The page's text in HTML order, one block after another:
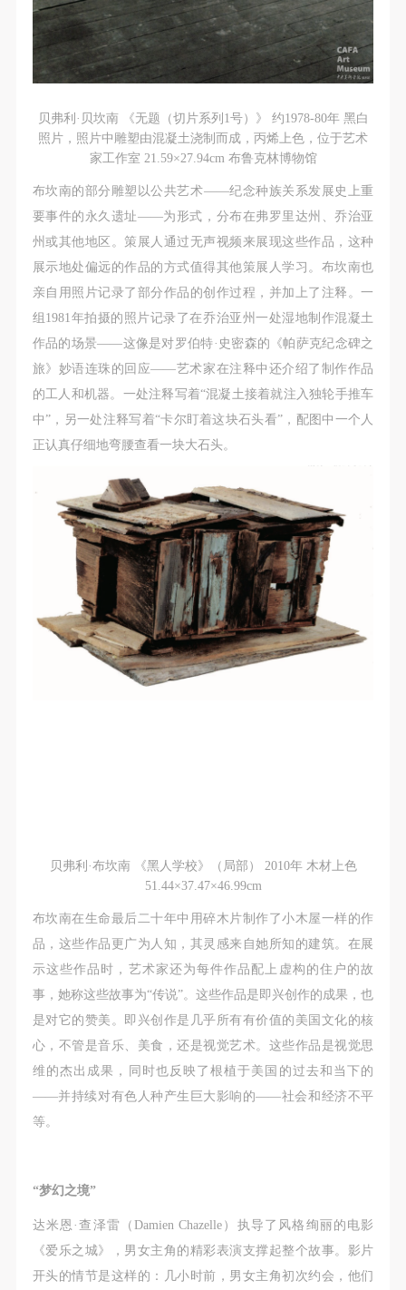
贝弗利·贝坎南 《无题（切片系列1号）》 约1978-80年 黑白
照片，照片中雕塑由混凝土浇制而成，丙烯上色，位于艺术
家工作室 21.59×27.94cm 布鲁克林博物馆
布坎南的部分雕塑以公共艺术——纪念种族关系发展史上重
要事件的永久遗址——为形式，分布在弗罗里达州、乔治亚
州或其他地区。策展人通过无声视频来展现这些作品，这种
展示地处偏远的作品的方式值得其他策展人学习。布坎南也
亲自用照片记录了部分作品的创作过程，并加上了注释。一
组1981年拍摄的照片记录了在乔治亚州一处湿地制作混凝土
作品的场景——这像是对罗伯特·史密森的《帕萨克纪念碑之
旅》妙语连珠的回应——艺术家在注释中还介绍了制作作品
的工人和机器。一处注释写着“混凝土接着就注入独轮手推车
中”，另一处注释写着“卡尔盯着这块石头看”，配图中一个人
正认真仔细地弯腰查看一块大石头。
贝弗利·布坎南 《黑人学校》（局部） 2010年 木材上色
51.44×37.47×46.99cm
布坎南在生命最后二十年中用碎木片制作了小木屋一样的作
品，这些作品更广为人知，其灵感来自她所知的建筑。在展
示这些作品时，艺术家还为每件作品配上虚构的住户的故
事，她称这些故事为“传说”。这些作品是即兴创作的成果，也
是对它的赞美。即兴创作是几乎所有有价值的美国文化的核
心，不管是音乐、美食，还是视觉艺术。这些作品是视觉思
维的杰出成果，同时也反映了根植于美国的过去和当下的
——并持续对有色人种产生巨大影响的——社会和经济不平
等。
“梦幻之境”
达米恩·查泽雷（Damien Chazelle）执导了风格绚丽的电影
《爱乐之城》，男女主角的精彩表演支撑起整个故事。影片
开头的情节是这样的：几小时前，男女主角初次约会，他们
手机号码
发送验证码
手机号码将作为您的登录账号